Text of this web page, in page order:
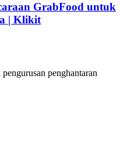
GrabFood untuk
| Klikit
penghantaran